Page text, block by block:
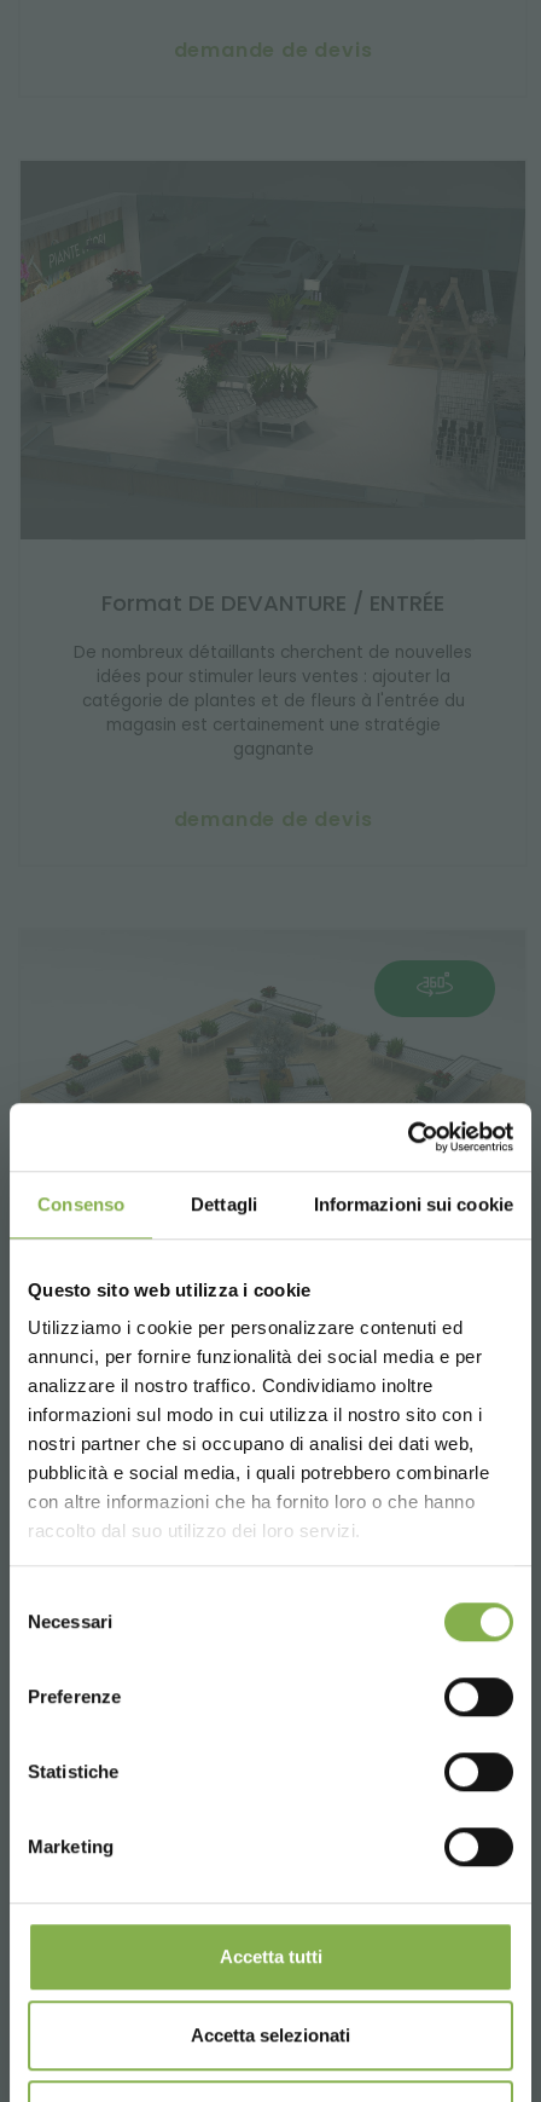
Consenso Dettagli Informazioni sui cookie
Questo sito web utilizza i cookie
Utilizziamo i cookie per personalizzare contenuti ed
annunci, per fornire funzionalità dei social media e per
analizzare il nostro traffico. Condividiamo inoltre
informazioni sul modo in cui utilizza il nostro sito con i
nostri partner che si occupano di analisi dei dati web,
pubblicità e social media, i quali potrebbero combinarle
con altre informazioni che ha fornito loro o che hanno
raccolto dal suo utilizzo dei loro servizi.
delNecessari
Preferenze
Statistiche
Marketing
Accetta tutti
Accetta selezionati
demande de devis
Format DE DEVANTURE / ENTRÉE
De nombreux détaillants cherchent de nouvelles
idées pour stimuler leurs ventes : ajouter la
catégorie de plantes et de fleurs à l'entrée du
magasin est certainement une stratégie
gagnante
demande de devis
Format PLANTES DE SAISON
Les formats des plantes saisonnières ont été
étudiés à partir du dynamisme des présentoirs
Orlandelli : en combinant les différents
ensembles, nous pouvons créer des effets
d'îlots ou linéaires qui mettent en valeur les
plantes et les fleurs exposées et s'adaptent à
tout environnement de vente
Choose the country you are in and your
language for a better browsing experience